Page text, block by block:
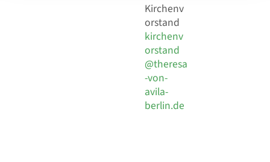
Kirchenv
orstand
kirchenv
orstand
@theresa
-von-
avila-
berlin.de